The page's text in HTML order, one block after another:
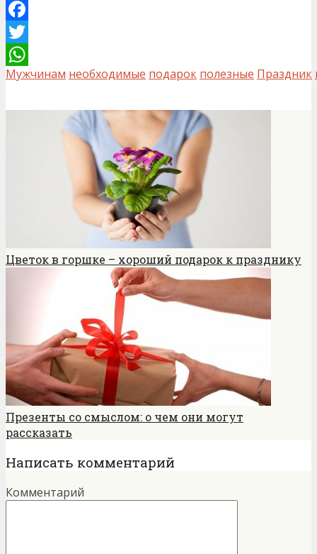
Telegram
Facebook
Twitter
WhatsApp
Мужчинам необходимые подарок полезные Праздник
Цветок в горшке – хороший подарок к празднику
Презенты со смыслом: о чем они могут
рассказать
Написать комментарий
Комментарий